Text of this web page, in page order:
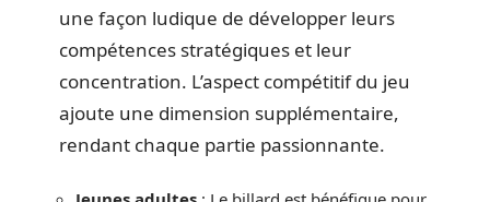
une façon ludique de développer leurs
compétences stratégiques et leur
concentration. L’aspect compétitif du jeu
ajoute une dimension supplémentaire,
rendant chaque partie passionnante.